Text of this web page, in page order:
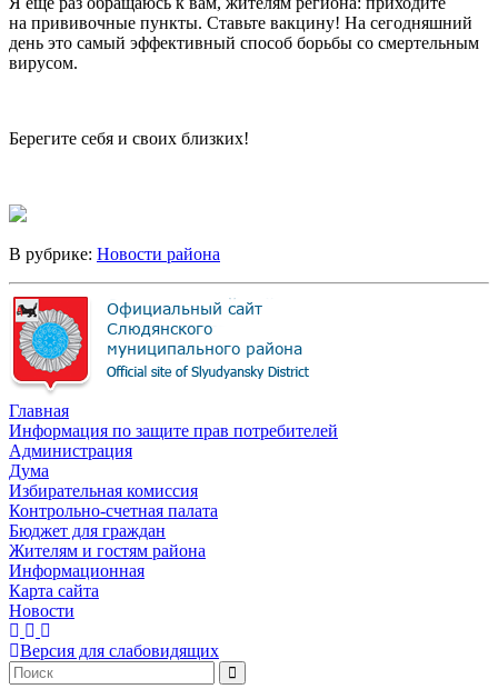
на прививочные пункты. Ставьте вакцину! На сегодняшний
день это самый эффективный способ борьбы со смертельным
вирусом.
Берегите себя и своих близких!
В рубрике: Новости района
Главная
Информация по защите прав потребителей
Администрация
Дума
Избирательная комиссия
Контрольно-счетная палата
Бюджет для граждан
Жителям и гостям района
Информационная
Карта сайта
Новости
Версия для слабовидящих